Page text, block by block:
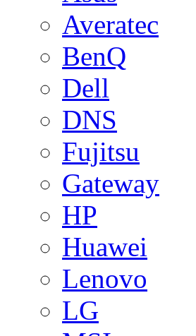
Averatec
BenQ
Dell
DNS
Fujitsu
Gateway
HP
Huawei
Lenovo
LG